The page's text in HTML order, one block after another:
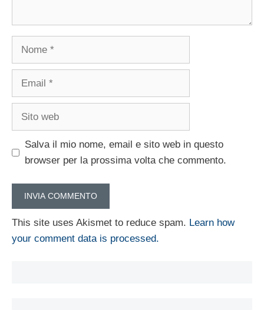
Nome
Email
Sito
Salva il mio nome, email e sito web in questo
browser per la prossima volta che commento.
This site uses Akismet to reduce spam. Learn how
your comment data is processed.